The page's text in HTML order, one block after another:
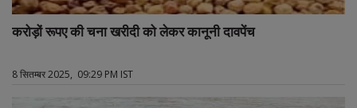
करोड़ों रूपए की चना खरीदी को लेकर कानूनी दावपेंच
8 सितम्बर 2025, 09:29 PM IST